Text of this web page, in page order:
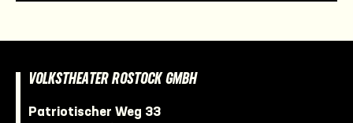
VOLKSTHEATER ROSTOCK GMBH
Patriotischer Weg 33